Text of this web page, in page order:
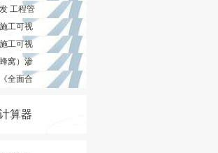
工程管
工可视
工可视
窝）渗
全面合
算器